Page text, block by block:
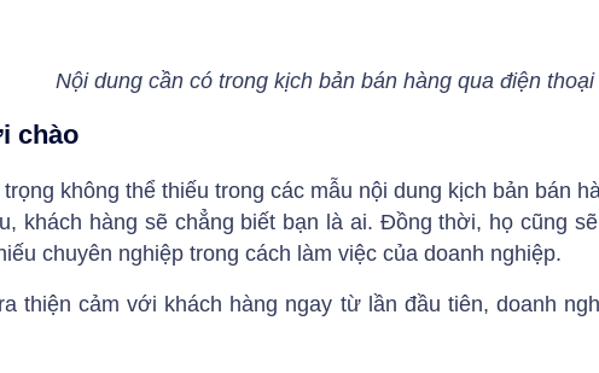
Nội dung cần có trong kịch bản bán hàng qua điện thoại
chào
không thể thiếu trong các mẫu nội dung kịch bản bán
khách hàng sẽ chẳng biết bạn là ai. Đồng thời, họ cũng
chuyên nghiệp trong cách làm việc của doanh nghiệp.
thiện cảm với khách hàng ngay từ lần đầu tiên, doanh